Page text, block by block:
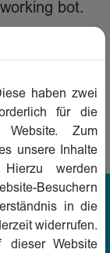
bot.
erneut
wertvolle
und neue
Bereits
der
haben zwei
für die
Website. Zum
unsere Inhalte
werden
Besuchern
in die
widerrufen.
dieser Website